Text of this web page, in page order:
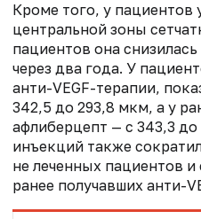
Кроме того, у пациентов
центральной зоны
пациентов она
через два года. У
анти-VEGF-терапии,
342,5 до 293,8 мкм, а у
афлиберцепт — с 343,3
инъекций также
не леченных пациентов
ранее получавших анти-